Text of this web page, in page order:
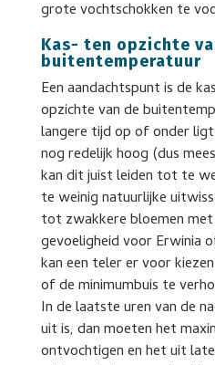
grote vochtschokken te
Kas- ten opzichte
buitentemperatuur
Een aandachtspunt is de
opzichte van de
langere tijd op of onder
nog redelijk hoog (dus
kan dit juist leiden tot te
te weinig natuurlijke
tot zwakkere bloemen
gevoeligheid voor Erwinia
kan een teler er voor
of de minimumbuis te
In de laatste uren van de
uit is, dan moeten het
ontvochtigen en het uit